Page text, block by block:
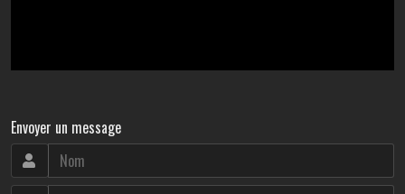
Envoyer un message